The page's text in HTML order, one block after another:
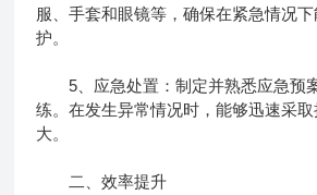
服、手套和眼镜等，确保在紧急情况
护。
5、应急处置：制定并熟悉应急预
练。在发生异常情况时，能够迅速采
大。
二、效率提升